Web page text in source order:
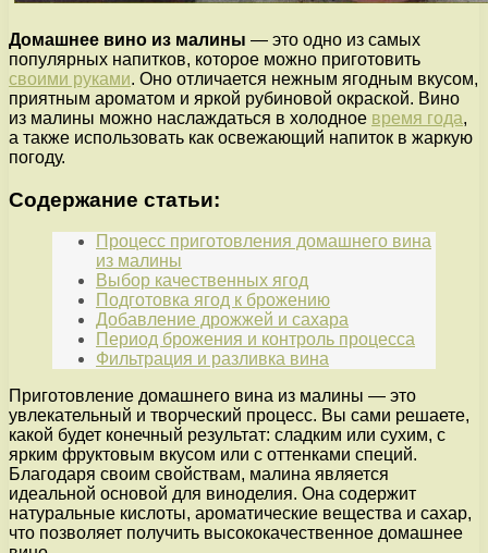
Домашнее вино из малины — это одно из самых
популярных напитков, которое можно приготовить
своими руками. Оно отличается нежным ягодным вкусом,
приятным ароматом и яркой рубиновой окраской. Вино
из малины можно наслаждаться в холодное время года,
а также использовать как освежающий напиток в жаркую
погоду.
Содержание статьи:
Процесс приготовления домашнего вина
из малины
Выбор качественных ягод
Подготовка ягод к брожению
Добавление дрожжей и сахара
Период брожения и контроль процесса
Фильтрация и разливка вина
Приготовление домашнего вина из малины — это
увлекательный и творческий процесс. Вы сами решаете,
какой будет конечный результат: сладким или сухим, с
ярким фруктовым вкусом или с оттенками специй.
Благодаря своим свойствам, малина является
идеальной основой для виноделия. Она содержит
натуральные кислоты, ароматические вещества и сахар,
что позволяет получить высококачественное домашнее